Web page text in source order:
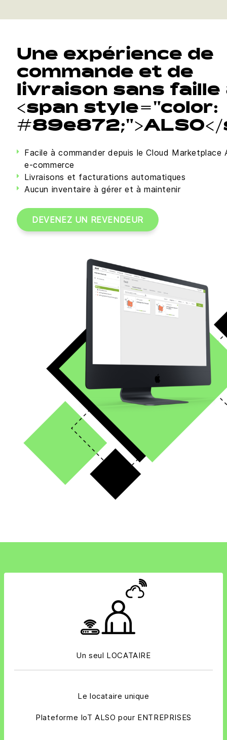
Une expérience de
commande et de
livraison sans faille
<span style="color:
#89e872;">ALSO</
Facile à commander depuis le Cloud Marketplace
e-commerce
Livraisons et facturations automatiques
Aucun inventaire à gérer et à maintenir
DEVENEZ UN REVENDEUR
Un seul LOCATAIRE
Le locataire unique
Plateforme IoT ALSO pour ENTREPRISES